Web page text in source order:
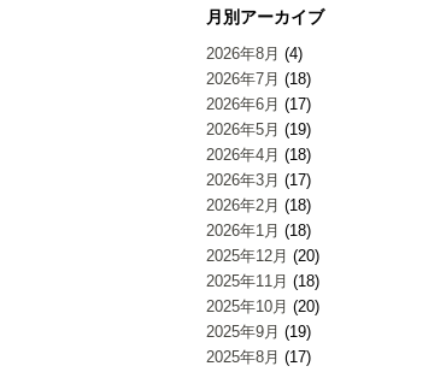
月別アーカイブ
2026年8月 (4)
2026年7月 (18)
2026年6月 (17)
2026年5月 (19)
2026年4月 (18)
2026年3月 (17)
2026年2月 (18)
2026年1月 (18)
2025年12月 (20)
2025年11月 (18)
2025年10月 (20)
2025年9月 (19)
2025年8月 (17)